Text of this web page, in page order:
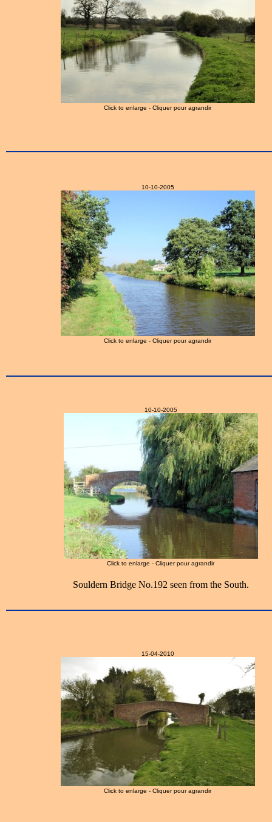
Click to enlarge - Cliquer pour agrandir
10-10-2005
Click to enlarge - Cliquer pour agrandir
10-10-2005
Click to enlarge - Cliquer pour agrandir
Souldern Bridge No.192 seen from the South.
15-04-2010
Click to enlarge - Cliquer pour agrandir